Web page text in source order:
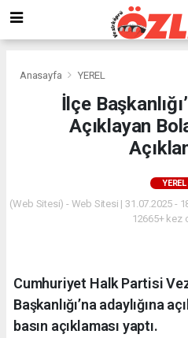
Anasayfa YEREL
İlçe
Açıklayan
YEREL
(Web Sitesi) - Web Sitesi | 31.07.2025 -
12665+ kez
Cumhuriyet Halk Partisi
Başkanlığı’na adaylığına
basın açıklaması yaptı.